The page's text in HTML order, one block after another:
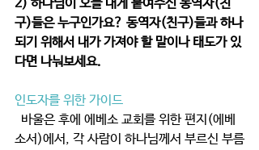
2) 하나님이 오늘 내게 붙여주신 동역자(친
구)들은 누구인가요? 동역자(친구)들과 하나
되기 위해서 내가 가져야 할 말이나 태도가 있
다면 나눠보세요.
인도자를 위한 가이드
소서)에서, 각 사람이 하나님께서 부르신 부름